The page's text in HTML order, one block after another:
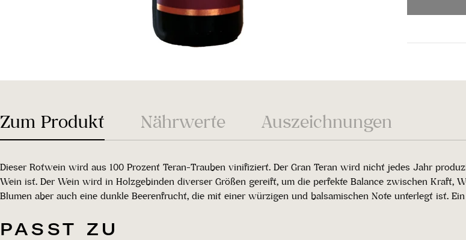
Zum Produkt Nährwerte Auszeichnungen
Dieser Rotwein wird aus 100 Prozent Teran-Trauben vinifiziert. Der Gran Teran wird nicht jedes Jahr
Wein ist. Der Wein wird in Holzgebinden diverser Größen gereift, um die perfekte Balance zwischen Kraft,
Blumen aber auch eine dunkle Beerenfrucht, die mit einer würzigen und balsamischen Note unterlegt ist.
PASST ZU